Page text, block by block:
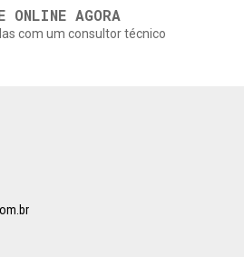
ONLINE AGORA
com um consultor técnico